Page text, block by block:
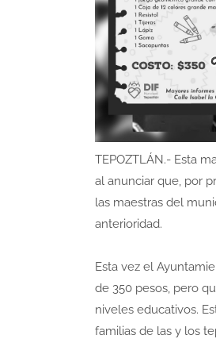
TEPOZTLÁN.- Esta
al anunciar que, por
las maestras del
anterioridad.
Esta vez el
de 350 pesos, pero
niveles educativos.
familias de las y los